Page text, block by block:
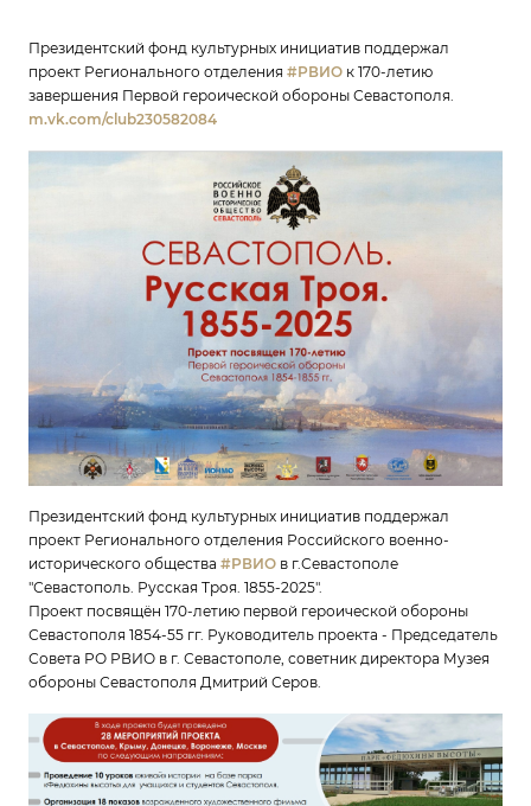
Президентский фонд культурных инициатив поддержал
проект Регионального отделения #РВИО к 170-летию
завершения Первой героической обороны Севастополя.
m.vk.com/club230582084
Президентский фонд культурных инициатив поддержал
проект Регионального отделения Российского военно-
исторического общества #РВИО в г.Севастополе
"Севастополь. Русская Троя. 1855-2025".
Проект посвящён 170-летию первой героической обороны
Севастополя 1854-55 гг. Руководитель проекта - Председатель
Совета РО РВИО в г. Севастополе, советник директора Музея
обороны Севастополя Дмитрий Серов.